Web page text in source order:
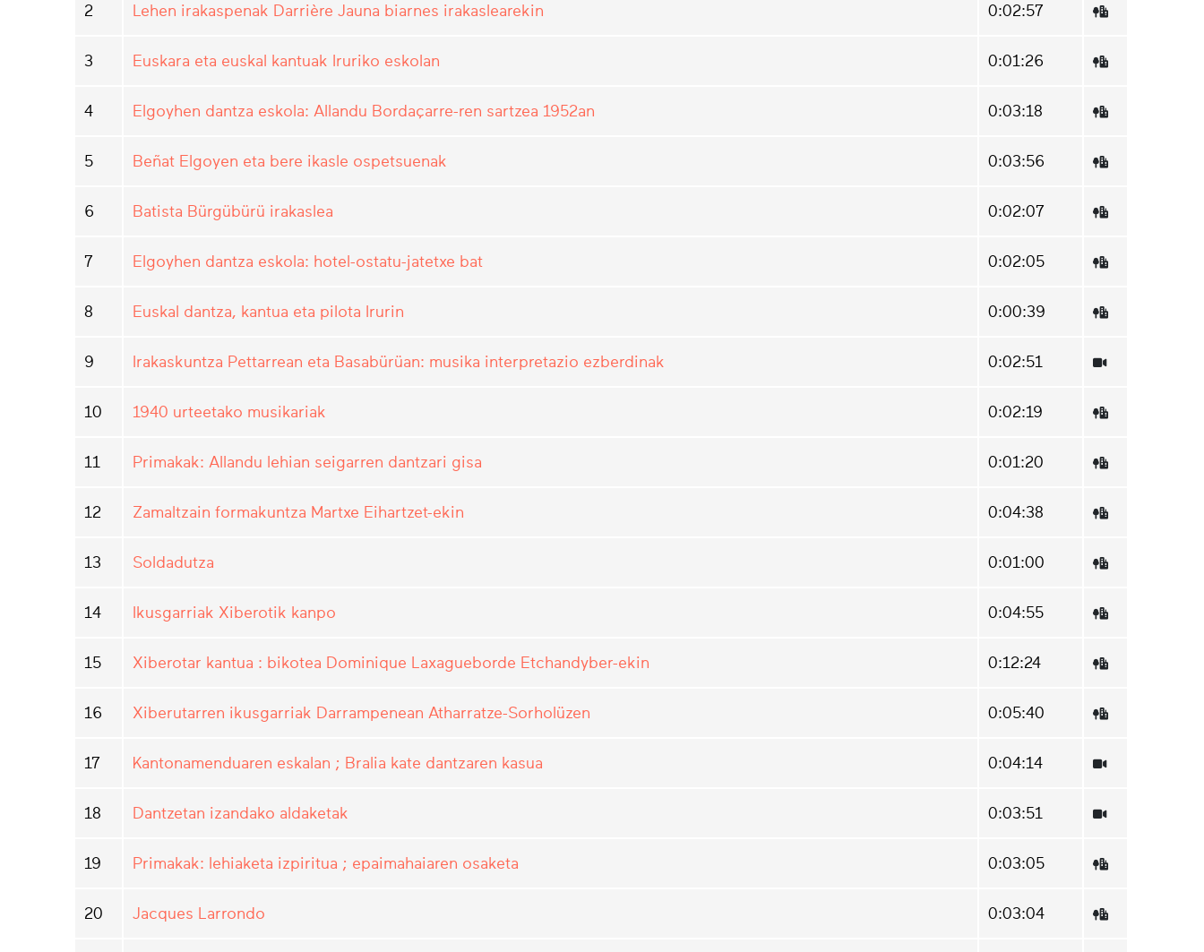
2 Lehen irakaspenak Darrière Jauna biarnes irakaslearekin 0:02:57
3 Euskara eta euskal kantuak Iruriko eskolan 0:01:26
4 Elgoyhen dantza eskola: Allandu Bordaçarre-ren sartzea 1952an 0:03:18
5 Beñat Elgoyen eta bere ikasle ospetsuenak 0:03:56
6 Batista Bürgübürü irakaslea 0:02:07
7 Elgoyhen dantza eskola: hotel-ostatu-jatetxe bat 0:02:05
8 Euskal dantza, kantua eta pilota Irurin 0:00:39
9 Irakaskuntza Pettarrean eta Basabürüan: musika interpretazio ezberdinak 0:02:51
10 1940 urteetako musikariak 0:02:19
11 Primakak: Allandu lehian seigarren dantzari gisa 0:01:20
12 Zamaltzain formakuntza Martxe Eihartzet-ekin 0:04:38
13 Soldadutza 0:01:00
14 Ikusgarriak Xiberotik kanpo 0:04:55
15 Xiberotar kantua : bikotea Dominique Laxagueborde Etchandyber-ekin 0:12:24
16 Xiberutarren ikusgarriak Darrampenean Atharratze-Sorholüzen 0:05:40
17 Kantonamenduaren eskalan ; Bralia kate dantzaren kasua 0:04:14
18 Dantzetan izandako aldaketak 0:03:51
19 Primakak: lehiaketa izpiritua ; epaimahaiaren osaketa 0:03:05
20 Jacques Larrondo 0:03:04